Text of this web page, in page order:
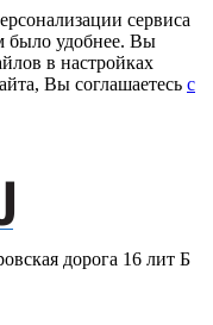
сервиса
было удобнее. Вы
в настройках
Вы соглашаетесь c
дорога 16 лит Б